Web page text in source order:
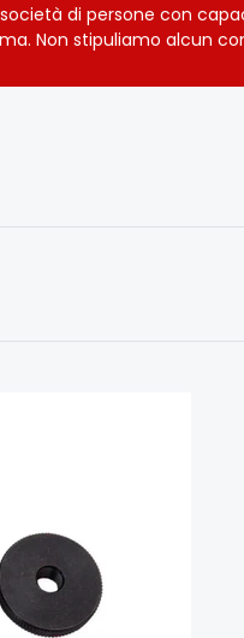
di persone con
Non stipuliamo alcun